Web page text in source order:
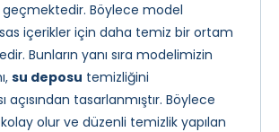
Böylece model
içerikler için daha temiz bir ortam
Bunların yanı sıra modelimizin
su deposu temizliğini
açısından tasarlanmıştır. Böylece
olur ve düzenli temizlik yapılan